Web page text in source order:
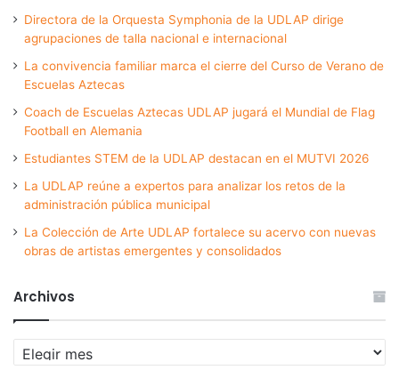
Directora de la Orquesta Symphonia de la UDLAP dirige
agrupaciones de talla nacional e internacional
La convivencia familiar marca el cierre del Curso de Verano de
Escuelas Aztecas
Coach de Escuelas Aztecas UDLAP jugará el Mundial de Flag
Football en Alemania
Estudiantes STEM de la UDLAP destacan en el MUTVI 2026
La UDLAP reúne a expertos para analizar los retos de la
administración pública municipal
La Colección de Arte UDLAP fortalece su acervo con nuevas
obras de artistas emergentes y consolidados
Archivos
Archivos